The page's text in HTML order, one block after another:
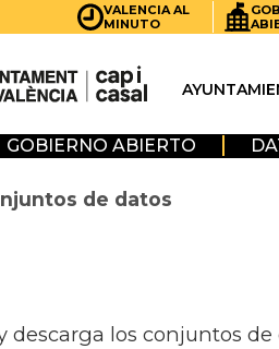
VALENCIA AL
MINUTO
GOBIERNO ABIERTO
de datos
descarga los conjuntos